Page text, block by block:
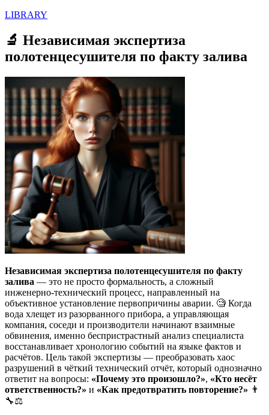
LIBRARY
🔬 Независимая экспертиза
полотенцесушителя по факту залива
Независимая экспертиза полотенцесушителя по факту
залива — это не просто формальность, а сложный
инженерно-технический процесс, направленный на
объективное установление первопричины аварии. 🧐 Когда
вода хлещет из разорванного прибора, а управляющая
компания, соседи и производители начинают взаимные
обвинения, именно беспристрастный анализ специалиста
восстанавливает хронологию событий на языке фактов и
расчётов. Цель такой экспертизы — преобразовать хаос
разрушений в чёткий технический отчёт, который однозначно
ответит на вопросы: «Почему это произошло?», «Кто несёт
ответственность?» и «Как предотвратить повторение?» 👨
🔧⚖️